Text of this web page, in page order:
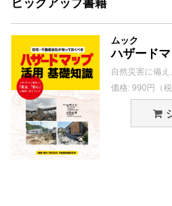
ピックアップ書籍
ムック
ハザード
自然災害に備え
価格: 990円（